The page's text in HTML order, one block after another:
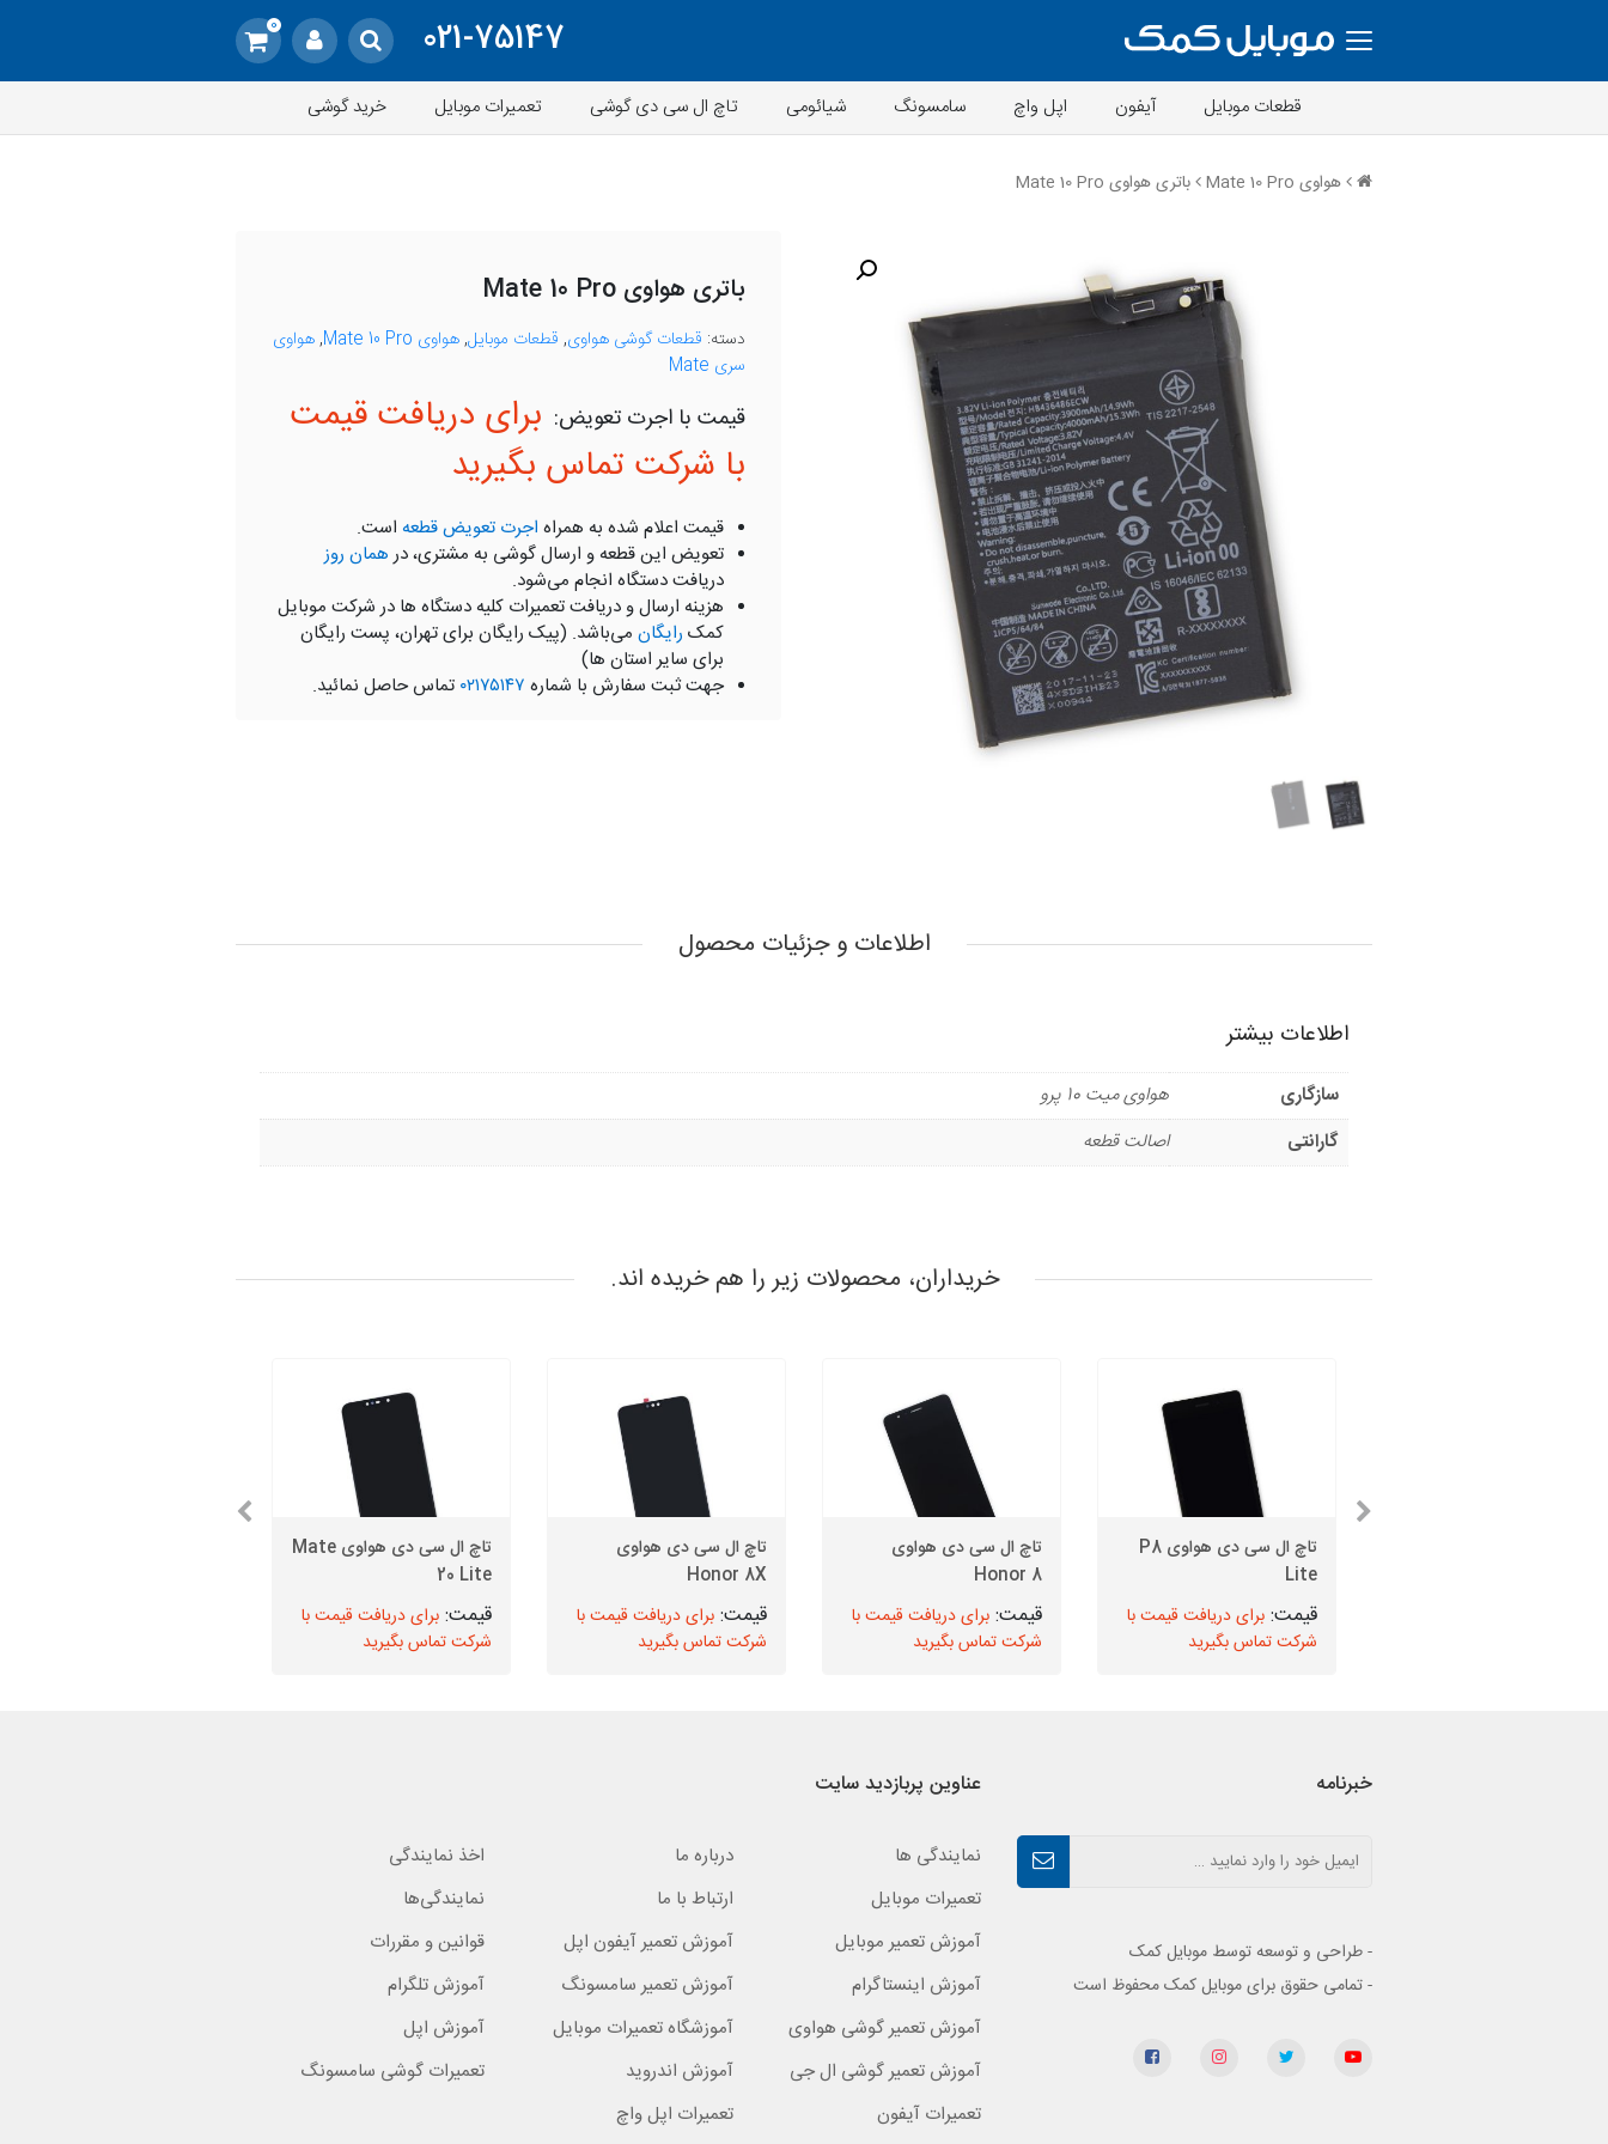
021-75147
0
قطعات موبایل آیفون اپل واچ سامسونگ شیائومی تاچ ال سی دی گوشی تعمیرات موبایل خرید گوشی
هواوی Mate 10 Pro باتری هواوی Mate 10 Pro
باتری هواوی Mate 10 Pro
دسته: قطعات گوشی هواوی, قطعات موبایل,هواوی Mate 10 Pro ,هواوی
سری Mate
برای دریافت قیمت
با شرکت تماس بگیرید
قیمت اعلام شده به همراه اجرت تعویض قطعه است.
تعویض این قطعه و ارسال گوشی به مشتری، درهمان روز
دریافت دستگاه انجام می‌شود.
هزینه ارسال و دریافت تعمیرات کلیه دستگاه ها در شرکت موبایل
کمک رایگان می‌باشد. (پیک رایگان برای تهران، پست رایگان
برای سایر استان ها)
جهت ثبت سفارش با شماره ۰۲۱۷۵۱۴۷ تماس حاصل نمائید.
اطلاعات و جزئیات محصول
اطلاعات بیشتر
سازگاری
هواوی میت 10 پرو
گارانتی
اصالت قطعه
خریداران، محصولات زیر را هم خریده اند.
تاچ ال سی دی هواوی P8
Lite
برای دریافت قیمت با
شرکت تماس بگیرید
تاچ ال سی دی هواوی
Honor 8
برای دریافت قیمت با
شرکت تماس بگیرید
تاچ ال سی دی هواوی
Honor 8X
برای دریافت قیمت با
شرکت تماس بگیرید
تاچ ال سی دی هواوی Mate
20 Lite
برای دریافت قیمت با
شرکت تماس بگیرید
خبرنامه
- طراحی و توسعه توسط موبایل کمک
- تمامی حقوق برای موبایل کمک محفوظ است
عناوین پربازدید سایت
نمایندگی ها درباره ما
اخذ نمایندگی
تعمیرات موبایل
ارتباط با ما
نمایندگی‌ها
آموزش تعمیر موبایل
آموزش تعمیر آیفون اپل
قوانین و مقررات
آموزش اینستاگرام
آموزش تعمیر سامسونگ
آموزش تلگرام
آموزش تعمیر گوشی هواوی
آموزشگاه تعمیرات موبایل
آموزش اپل
آموزش تعمیر گوشی ال جی
آموزش اندروید
تعمیرات گوشی سامسونگ
تعمیرات آیفون
تعمیرات اپل واچ